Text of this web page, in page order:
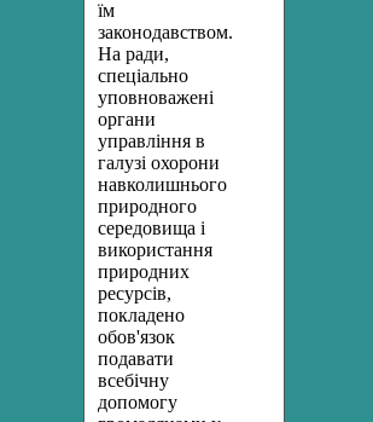
їм
законодавством.
На ради,
спеціально
уповноважені
органи
управління в
галузі охорони
навколишнього
природного
середовища і
використання
природних
ресурсів,
покладено
обов'язок
подавати
всебічну
допомогу